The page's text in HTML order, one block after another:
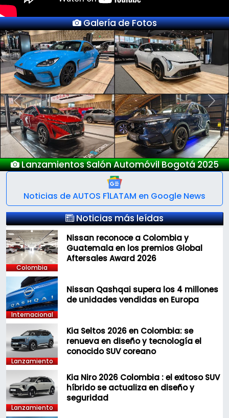
Galería de Fotos
Nuevo Deepal S05
Previous Next
Noticias de AUTOS F1LATAM en Google News
Noticias más leídas
Colombia
Nissan reconoce a Colombia y
Guatemala en los premios Global
Aftersales Award 2026
Internacional
Nissan Qashqai supera los 4 millones
de unidades vendidas en Europa
Lanzamiento
Kia Seltos 2026 en Colombia: se
renueva en diseño y tecnología el
conocido SUV coreano
Lanzamiento
Kia Niro 2026 Colombia : el exitoso SUV
híbrido se actualiza en diseño y
seguridad